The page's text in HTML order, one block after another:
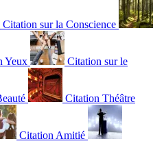
Citation sur la Conscience
Yeux Citation sur le
Citation Théâtre
Citation Amitié